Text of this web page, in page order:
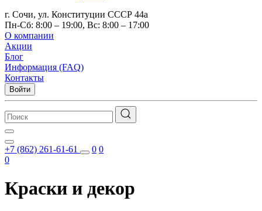
г. Сочи, ул. Конституции СССР 44а
Пн-Сб: 8:00 – 19:00, Вс: 8:00 – 17:00
О компании
Акции
Блог
Информация (FAQ)
Контакты
Войти
+7 (862) 261-61-61 0 0
0
Краски и декор